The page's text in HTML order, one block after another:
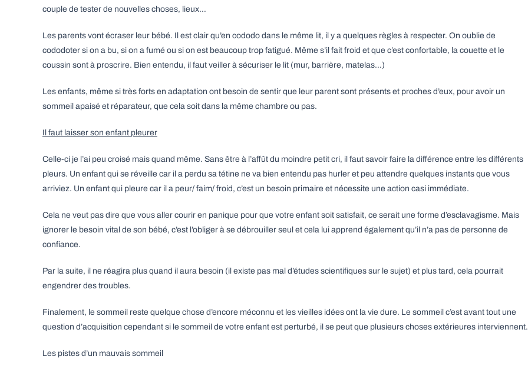
couple de tester de nouvelles choses, lieux…
Les parents vont écraser leur bébé. Il est clair qu’en cododo dans le même lit, il y a quelques règles à respecter. On oublie de
cododoter si on a bu, si on a fumé ou si on est beaucoup trop fatigué. Même s’il fait froid et que c’est confortable, la couette et le
coussin sont à proscrire. Bien entendu, il faut veiller à sécuriser le lit (mur, barrière, matelas…)
Les enfants, même si très forts en adaptation ont besoin de sentir que leur parent sont présents et proches d’eux, pour avoir un
sommeil apaisé et réparateur, que cela soit dans la même chambre ou pas.
Il faut laisser son enfant pleurer
Celle-ci je l’ai peu croisé mais quand même. Sans être à l’affût du moindre petit cri, il faut savoir faire la différence entre les différents
pleurs. Un enfant qui se réveille car il a perdu sa tétine ne va bien entendu pas hurler et peu attendre quelques instants que vous
arriviez. Un enfant qui pleure car il a peur/ faim/ froid, c’est un besoin primaire et nécessite une action casi immédiate.
Cela ne veut pas dire que vous aller courir en panique pour que votre enfant soit satisfait, ce serait une forme d’esclavagisme. Mais
ignorer le besoin vital de son bébé, c’est l’obliger à se débrouiller seul et cela lui apprend également qu’il n’a pas de personne de
confiance.
Par la suite, il ne réagira plus quand il aura besoin (il existe pas mal d’études scientifiques sur le sujet) et plus tard, cela pourrait
engendrer des troubles.
Finalement, le sommeil reste quelque chose d’encore méconnu et les vieilles idées ont la vie dure. Le sommeil c’est avant tout une
question d’acquisition cependant si le sommeil de votre enfant est perturbé, il se peut que plusieurs choses extérieures interviennent.
Les pistes d’un mauvais sommeil